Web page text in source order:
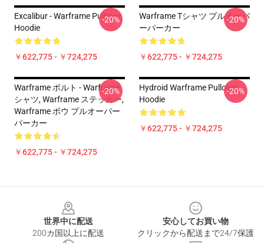
Excalibur - Warframe Pullover
Hoodie
￥622,775 - ￥724,275
-20%
Warframe Tシャツ プルオーバ
ーパーカー
￥622,775 - ￥724,275
-20%
Warframe ボルト - Warframe
シャツ, Warframe ステッカー,
Warframe ボウ プルオーバー
パーカー
￥622,775 - ￥724,275
-20%
Hydroid Warframe Pullover
Hoodie
￥622,775 - ￥724,275
-20%
世界中に配送
200カ国以上に配送
安心してお買い物
クリックから配送まで24/7保護